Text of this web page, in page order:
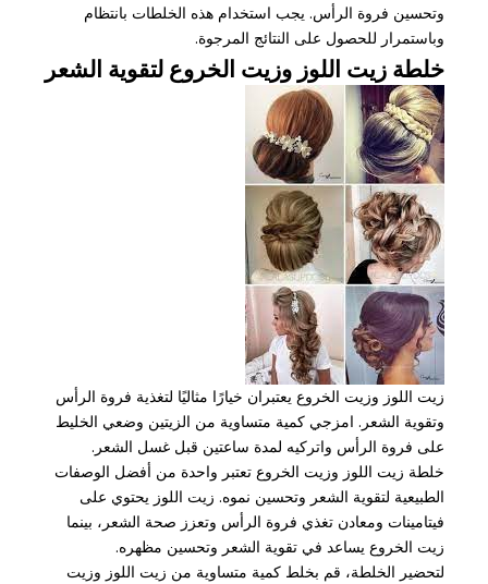
وتحسين فروة الرأس. يجب استخدام هذه الخلطات بانتظام
وباستمرار للحصول على النتائج المرجوة.
خلطة زيت اللوز وزيت الخروع لتقوية الشعر
زيت اللوز وزيت الخروع يعتبران خيارًا مثاليًا لتغذية فروة الرأس
وتقوية الشعر. امزجي كمية متساوية من الزيتين وضعي الخليط
على فروة الرأس واتركيه لمدة ساعتين قبل غسل الشعر.
خلطة زيت اللوز وزيت الخروع تعتبر واحدة من أفضل الوصفات
الطبيعية لتقوية الشعر وتحسين نموه. زيت اللوز يحتوي على
فيتامينات ومعادن تغذي فروة الرأس وتعزز صحة الشعر، بينما
زيت الخروع يساعد في تقوية الشعر وتحسين مظهره.
لتحضير الخلطة، قم بخلط كمية متساوية من زيت اللوز وزيت